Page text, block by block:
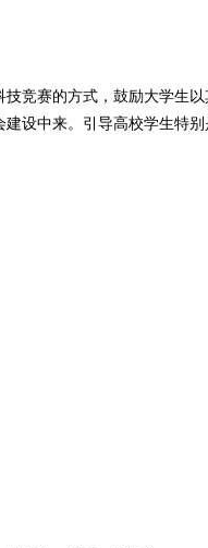
竞赛的方式，鼓励大学生
设中来。引导高校学生特